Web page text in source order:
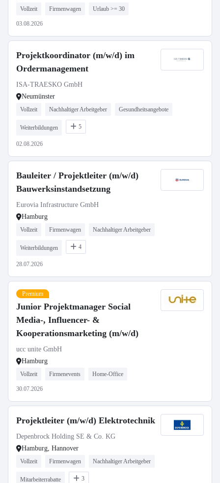
Vollzeit Firmenwagen Urlaub >= 30
03.08.2026
Projektkoordinator (m/w/d) im
Ordermanagement
ISA-TRAESKO GmbH
Neumünster
Vollzeit Nachhaltiger Arbeitgeber Gesundheitsangebote
Weiterbildungen 5
02.08.2026
Bauleiter / Projektleiter (m/w/d)
Bauwerksinstandsetzung
Eurovia Infrastructure GmbH
Hamburg
Vollzeit Firmenwagen Nachhaltiger Arbeitgeber
Weiterbildungen 4
28.07.2026
Premium
Junior Projektmanager Social
Media-, Influencer- &
Kooperationsmarketing (m/w/d)
ucc unite GmbH
Hamburg
Vollzeit Firmenevents Home-Office
30.07.2026
Projektleiter (m/w/d) Elektrotechnik
Depenbrock Holding SE & Co. KG
Hamburg, Hannover
Vollzeit Firmenwagen Nachhaltiger Arbeitgeber
Mitarbeiterrabatte 3